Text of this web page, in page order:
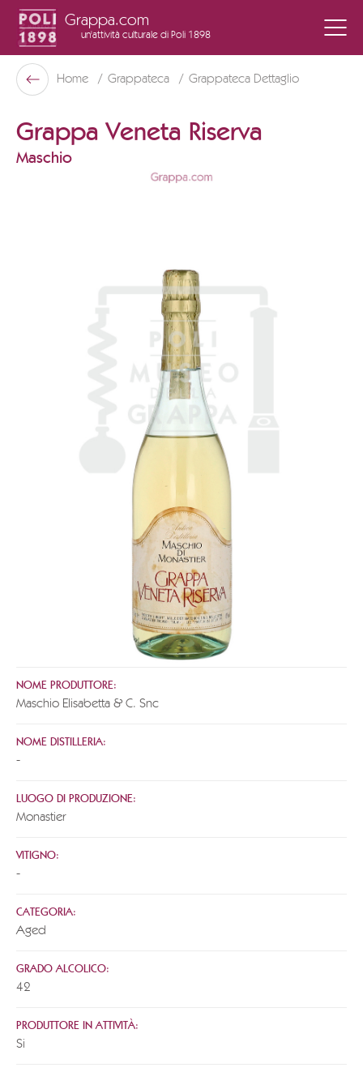
Grappa.com
un'attività culturale di Poli 1898
Poli Museo Della Grappa
Indietro
Home Grappateca Grappateca Dettaglio
Grappa Veneta Riserva
Maschio
NOME PRODUTTORE:
Maschio Elisabetta & C. Snc
NOME DISTILLERIA:
-
LUOGO DI PRODUZIONE:
Monastier
VITIGNO:
-
CATEGORIA:
Aged
GRADO ALCOLICO:
42
PRODUTTORE IN ATTIVITÀ:
Si